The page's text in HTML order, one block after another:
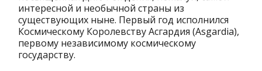
интересной и необычной страны из
существующих ныне. Первый год исполнился
Космическому Королевству Асгардия (Asgardia),
первому независимому космическому
государству.